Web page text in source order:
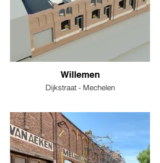
Willemen
Dijkstraat - Mechelen